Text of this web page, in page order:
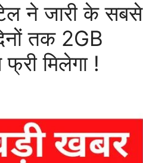
ने जारी के सबसे
तक 2GB
मिलेगा !